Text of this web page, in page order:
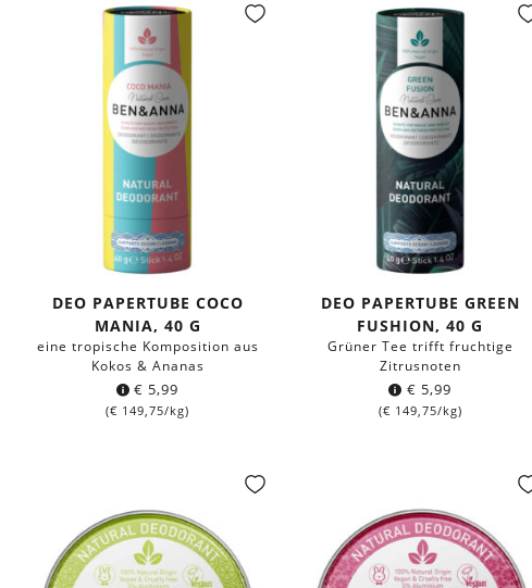
DEO PAPERTUBE COCO
MANIA, 40 G
eine tropische Komposition aus
Kokos & Ananas
€ 5,99
(€ 149,75/kg)
DEO PAPERTUBE GREEN
FUSHION, 40 G
Grüner Tee trifft fruchtige
Zitrusnoten
€ 5,99
(€ 149,75/kg)